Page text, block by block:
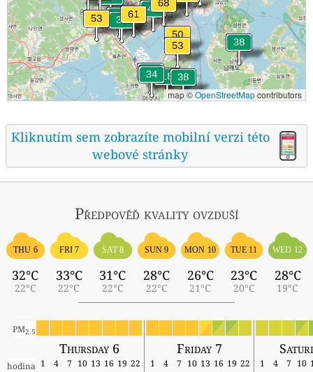
map ©OpenStreetMapcontributors
Kliknutím sem zobrazíte mobilní verzi této
webové stránky
Předpověď kvality ovzduší
THU 6
32°C
22°C
FRI 7
33°C
22°C
SAT 8
31°C
22°C
SUN 9
28°C
22°C
MON 10
26°C
21°C
TUE 11
23°C
20°C
WED 12
28°C
19°C
PM2.5
Thursday 6 Friday 7
hodina 1 4 7 10 13 16 19 22 1 4 7 10 13 16 19 22 1 4 7 10